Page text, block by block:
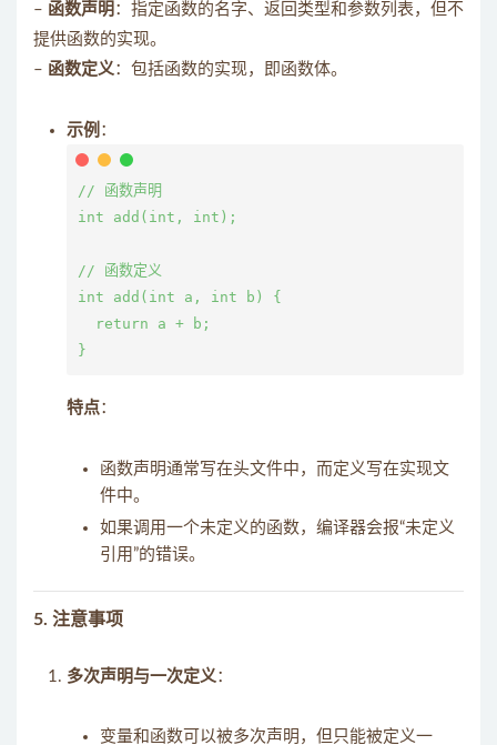
– 函数声明 ：指定函数的名字、返回类型和参数列表，但不
提供函数的实现。
– 函数定义：包括函数的实现，即函数体。
示例 ：
// 函数声明
int add(int, int);
// 函数定义
int add(int a, int b) {
  return a + b;
特点：
函数声明通常写在头文件中，而定义写在实现文
件中。
如果调用一个未定义的函数，编译器会报“未定义
引用”的错误。
5. 注意事项
多次声明与一次定义：
变量和函数可以被多次声明，但只能被定义一